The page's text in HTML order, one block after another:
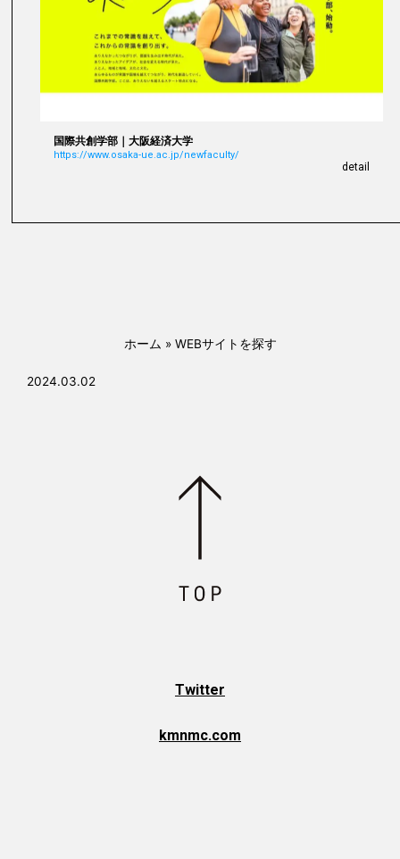
国際共創学部｜大阪経済大学
https://www.osaka-ue.ac.jp/newfaculty/
detail
ホーム »WEBサイトを探す
2024.03.02
Twitter
kmnmc.com